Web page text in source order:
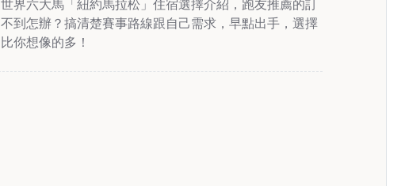
世界六大馬「紐約馬拉松」住宿選擇介紹，跑友推薦的訂
不到怎辦？搞清楚賽事路線跟自己需求，早點出手，選擇
比你想像的多！